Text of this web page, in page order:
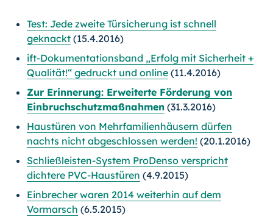
Test: Jede zweite Türsicherung ist schnell
geknackt (15.4.2016)
ift-Dokumentationsband „Erfolg mit Sicherheit +
Qualität!“ gedruckt und online (11.4.2016)
Zur Erinnerung: Erweiterte Förderung von
Einbruchschutzmaßnahmen (31.3.2016)
Haustüren von Mehrfamilienhäusern dürfen
nachts nicht abgeschlossen werden! (20.1.2016)
Schließleisten-System ProDenso verspricht
dichtere PVC-Haustüren (4.9.2015)
Einbrecher waren 2014 weiterhin auf dem
Vormarsch (6.5.2015)